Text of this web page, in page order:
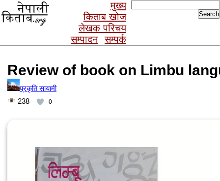
मुख्य
किताब खोज
लेखक परिचय
सम्पादन
सम्पर्क
for:
Review of book on Limbu
प्रकृति सायामी
238
0